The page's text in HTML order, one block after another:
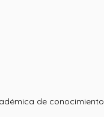
de conocimiento